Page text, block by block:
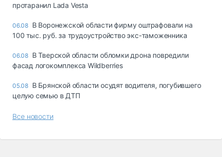
протаранил Lada Vesta
06.08 В Воронежской области фирму оштрафовали на
100 тыс. руб. за трудоустройство экс-таможенника
06.08 В Тверской области обломки дрона повредили
фасад логокомплекса Wildberries
05.08 В Брянской области осудят водителя, погубившего
целую семью в ДТП
Все новости